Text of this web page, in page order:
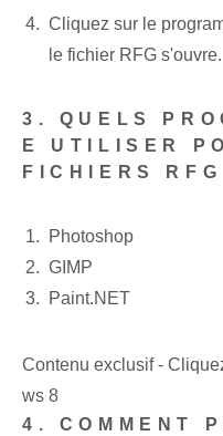
Cliquez sur le
le fichier RFG s'ouvre.
3. QUELS
E UTILISER
FICHIERS
Photoshop
GIMP
Paint.NET
Contenu exclusif -
ws 8
4. COMMENT